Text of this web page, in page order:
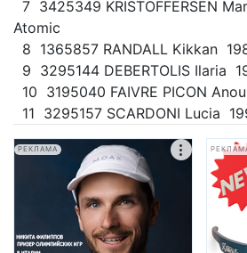
7 3425349 KRISTOFFERSEN
Atomic
8 1365857 RANDALL Kikkan
9 3295144 DEBERTOLIS Ilaria
10 3195040 FAIVRE PICON
11 3295157 SCARDONI Lucia
РЕКЛАМА